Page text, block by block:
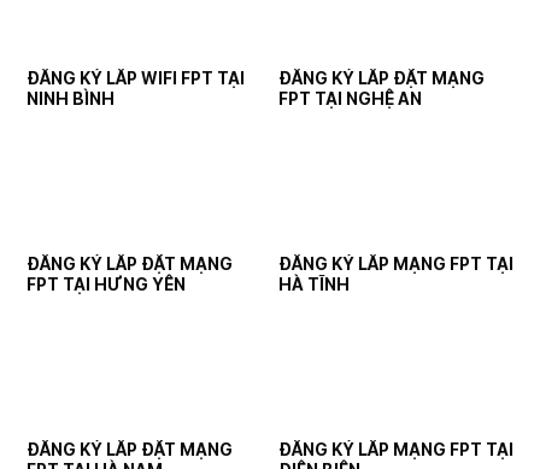
ĐĂNG KÝ LẮP WIFI FPT TẠI
NINH BÌNH
ĐĂNG KÝ LẮP ĐẶT MẠNG
FPT TẠI NGHỆ AN
ĐĂNG KÝ LẮP ĐẶT MẠNG
FPT TẠI HƯNG YÊN
ĐĂNG KÝ LẮP MẠNG FPT TẠI
HÀ TĨNH
ĐĂNG KÝ LẮP ĐẶT MẠNG
ĐĂNG KÝ LẮP MẠNG FPT TẠI